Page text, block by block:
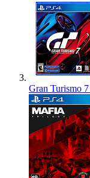
Gran Turismo